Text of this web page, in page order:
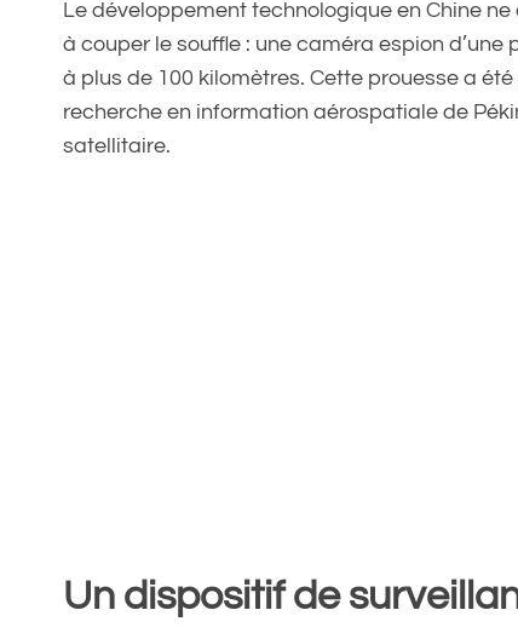
Le développement technologique en Chine ne
à couper le souffle : une caméra espion
à plus de 100 kilomètres. Cette prouesse a
recherche en information aérospatiale de
satellitaire.
Un dispositif de